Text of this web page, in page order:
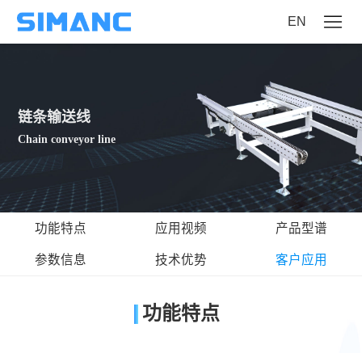
EN
链条输送线
Chain conveyor line
功能特点 应用视频 产品型谱
参数信息 技术优势 客户应用
功能特点